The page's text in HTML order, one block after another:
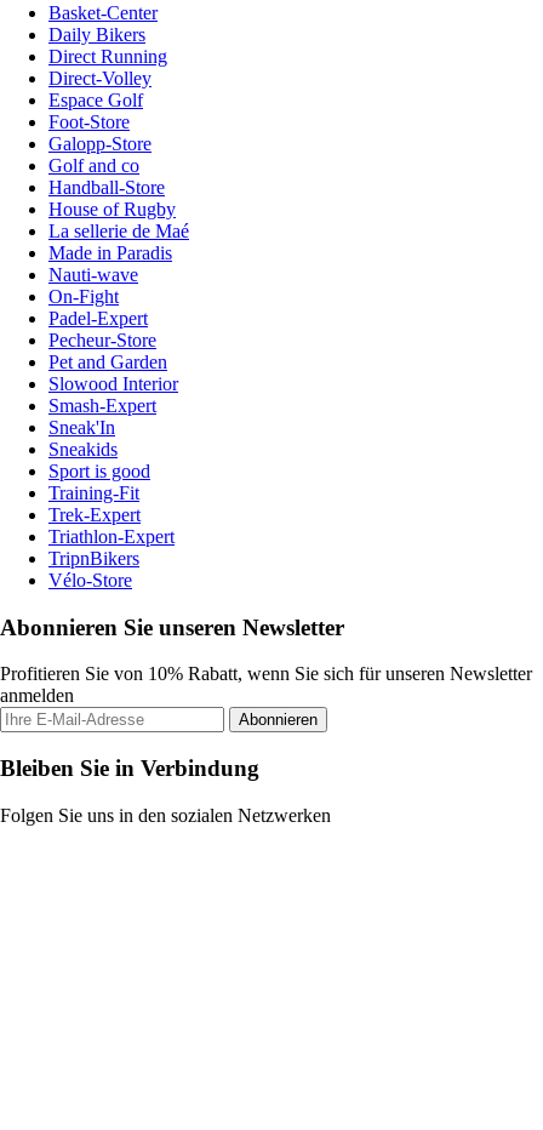
Basket-Center
Daily Bikers
Direct Running
Direct-Volley
Espace Golf
Foot-Store
Galopp-Store
Golf and co
Handball-Store
House of Rugby
La sellerie de Maé
Made in Paradis
Nauti-wave
On-Fight
Padel-Expert
Pecheur-Store
Pet and Garden
Slowood Interior
Smash-Expert
Sneak'In
Sneakids
Sport is good
Training-Fit
Trek-Expert
Triathlon-Expert
TripnBikers
Vélo-Store
Abonnieren Sie unseren Newsletter
Profitieren Sie von 10% Rabatt, wenn Sie sich für unseren Newsletter
anmelden
Abonnieren
Bleiben Sie in Verbindung
Folgen Sie uns in den sozialen Netzwerken